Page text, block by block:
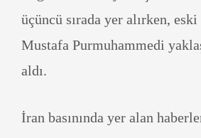
üçüncü sırada yer alırken,
Mustafa Purmuhammedi
aldı.
İran basınında yer alan